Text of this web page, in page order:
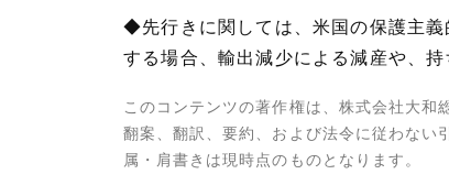
◆先行きに関しては、米国の保護主
する場合、輸出減少による減産や、
このコンテンツの著作権は、株式会社大和
翻案、翻訳、要約、および法令に従わない
属・肩書きは現時点のものとなります。